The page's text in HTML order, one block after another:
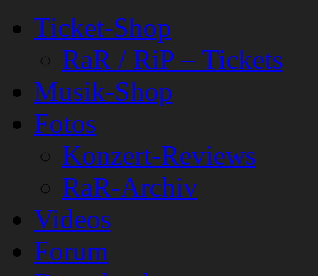
Ticket-Shop
RaR / RiP – Tickets
Musik-Shop
Fotos
Konzert-Reviews
RaR-Archiv
Videos
Forum